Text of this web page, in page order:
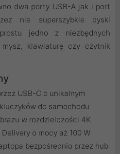
dwa porty USB-A jak i port
nie superszybkie dyski
jedno z niezbędnych
mysz, klawiaturę czy czytnik
USB-C o unikalnym
do samochodu
w rozdzielczości 4K
o mocy aż 100 W
bezpośrednio przez hub